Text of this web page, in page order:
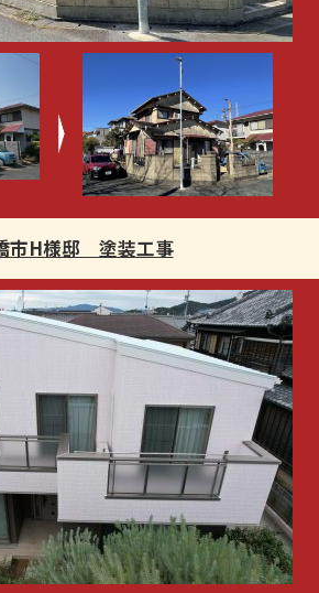
市H様邸 塗装工事